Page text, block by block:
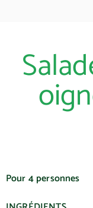
Pour 4 personnes